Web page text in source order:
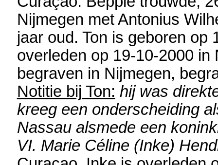
Nijmegen metAntonius
jaar oud. Ton is geboren op
overleden op 19-10-2000 in
begraven in Nijmegen,
Notitie bij Ton: hij was
kreeg een onderscheiding
Nassau alsmede een
VI. Marie Céline (Inke)